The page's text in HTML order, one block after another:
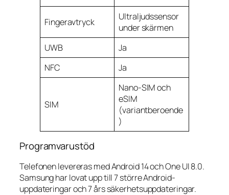
Fingeravtryck
Ultraljudssensor
under skärmen
UWB
Ja
NFC
Ja
SIM
Nano-SIM och
eSIM
(variantberoende
)
Programvarustöd
Telefonen levereras med Android 14 och One UI 8.0.
Samsung har lovat upp till 7 större Android-
uppdateringar och 7 års säkerhetsuppdateringar.